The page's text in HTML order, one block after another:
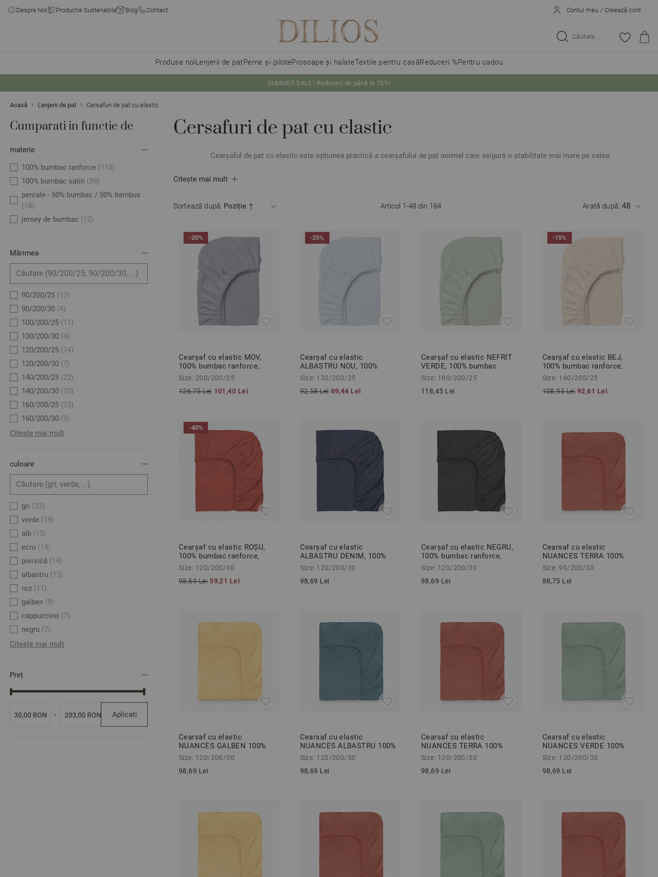
Despre Noi Productie Sustenabila Blog Contact Contul meu / Creează cont
Caută...
Produse noiLenjerii de patPerne și piloteProsoape și halateTextile pentru casăReduceri %Pentru cadou
SUMMER SALE | Reduceri de până la 70%!
Acasă Lenjerii de pat Cersafuri de pat cu elastic
Cumparati in functie de
materie
100% bumbac ranforce (113)
100% bumbac satin (39)
percale - 50% bumbac / 50% bambus
(18)
jersey de bumbac (12)
Mărimea
90/200/25 (17)
90/200/30 (4)
100/200/25 (11)
100/200/30 (4)
120/200/25 (14)
120/200/30 (7)
140/200/25 (22)
140/200/30 (10)
160/200/25 (23)
160/200/30 (9)
Citește mai mult
culoare
gri (22)
verde (19)
alb (15)
ecru (14)
piersică (14)
albastru (13)
roz (11)
galben (9)
cappuccino (7)
negru (7)
Citește mai mult
Preț
30,00 RON - 203,00 RON Aplicati
Cersafuri de pat cu elastic
Cearșaful de pat cu elastic este opțiunea practică a cearșafului de pat normal care asigură o stabilitate mai mare pe satea.
Citește mai mult
Sortează după: Articol 1-48 din 184 Arată după:
-20%
Cearșaf cu elastic MOV,
100% bumbac ranforce,
200/200/25cm
Size: 200/200/25
126,75 Lei 101,40 Lei
-25%
Cearșaf cu elastic
ALBASTRU NOU, 100%
bumbac ranforce,
120/200/25cm
Size: 120/200/25
92,58 Lei 69,44 Lei
Cearșaf cu elastic NEFRIT
VERDE, 100% bumbac
ranforce, 180/200/25 cm
Size: 180/200/25
118,45 Lei
-15%
Cearșaf cu elastic BEJ,
100% bumbac ranforce,
160/200/25 cm
Size: 160/200/25
108,95 Lei 92,61 Lei
-40%
Cearșaf cu elastic ROȘU,
100% bumbac ranforce,
120/200/30 cm
Size: 120/200/30
98,69 Lei 59,21 Lei
Cearșaf cu elastic
ALBASTRU DENIM, 100%
bumbac ranforce,
120/200/30 cm
Size: 120/200/30
98,69 Lei
Cearșaf cu elastic NEGRU,
100% bumbac ranforce,
120/200/30 cm
Size: 120/200/30
98,69 Lei
Cearsaf cu elastic
NUANCES TERRA 100%
bumbac ranforce 90/200/30
Size: 90/200/30
88,75 Lei
Cearsaf cu elastic
NUANCES GALBEN 100%
bumbac ranforce 120/200/30
Size: 120/200/30
98,69 Lei
Cearsaf cu elastic
NUANCES ALBASTRU 100%
bumbac ranforce 120/200/30
Size: 120/200/30
98,69 Lei
Cearsaf cu elastic
NUANCES TERRA 100%
bumbac ranforce 120/200/30
Size: 120/200/30
98,69 Lei
Cearsaf cu elastic
NUANCES VERDE 100%
bumbac ranforce 120/200/30
Size: 120/200/30
98,69 Lei